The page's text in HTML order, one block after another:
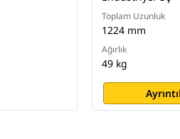
Toplam Uzunluk
1224 mm
Ağırlık
49 kg